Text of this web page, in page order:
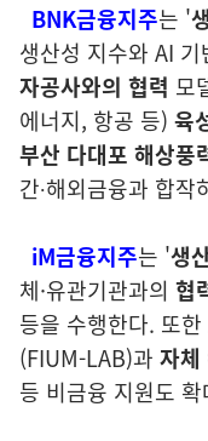
BNK금융지주는 '
생산성 지수와 AI
자공사와의 협력 모
에너지, 항공 등) 육
부산 다대포 해상풍
간∙해외금융과 합작
iM금융지주는 '생
체·유관기관과의 협
등을 수행한다. 또한
(FIUM-LAB)과 자체
등 비금융 지원도